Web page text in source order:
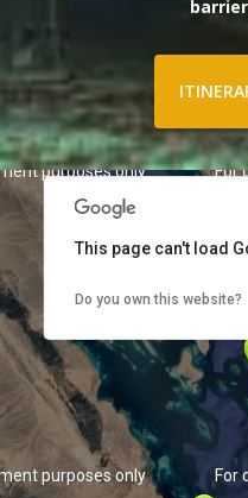
For
purposes only
purposes only
For
This page can't load
Do you own this website?